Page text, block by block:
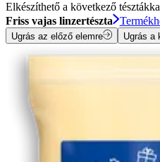
Elkészíthető a következő
Friss vajas linzertészta
Ugrás az előző elemre Ugrás a